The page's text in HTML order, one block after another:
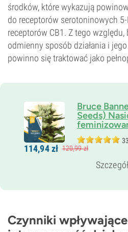
środków, które wykazują
do receptorów serotoninowych
receptorów CB1. Z tego
odmienny sposób działania i
powinno się traktować jako
Bruce
Seeds)
Rodzice
OG Kush x Strawberry
65% Sativa
9–10 tygodni
CBD
114,94zł 120,99zł
Czynniki